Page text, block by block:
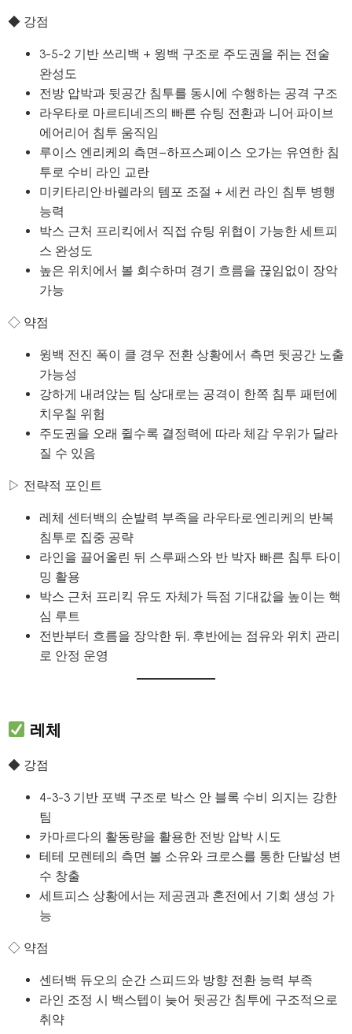
◆ 강점
3-5-2 기반 쓰리백 + 윙백 구조로 주도권을 쥐는 전술
완성도
전방 압박과 뒷공간 침투를 동시에 수행하는 공격 구조
라우타로 마르티네즈의 빠른 슈팅 전환과 니어·파이브
에어리어 침투 움직임
루이스 엔리케의 측면–하프스페이스 오가는 유연한 침
투로 수비 라인 교란
미키타리안·바렐라의 템포 조절 + 세컨 라인 침투 병행
능력
박스 근처 프리킥에서 직접 슈팅 위협이 가능한 세트피
스 완성도
높은 위치에서 볼 회수하며 경기 흐름을 끊임없이 장악
가능
◇ 약점
윙백 전진 폭이 클 경우 전환 상황에서 측면 뒷공간 노출
가능성
강하게 내려앉는 팀 상대로는 공격이 한쪽 침투 패턴에
치우칠 위험
주도권을 오래 쥘수록 결정력에 따라 체감 우위가 달라
질 수 있음
▷ 전략적 포인트
레체 센터백의 순발력 부족을 라우타로·엔리케의 반복
침투로 집중 공략
라인을 끌어올린 뒤 스루패스와 반 박자 빠른 침투 타이
밍 활용
박스 근처 프리킥 유도 자체가 득점 기대값을 높이는 핵
심 루트
전반부터 흐름을 장악한 뒤, 후반에는 점유와 위치 관리
로 안정 운영
레체
◆ 강점
4-3-3 기반 포백 구조로 박스 안 블록 수비 의지는 강한
팀
카마르다의 활동량을 활용한 전방 압박 시도
테테 모렌테의 측면 볼 소유와 크로스를 통한 단발성 변
수 창출
세트피스 상황에서는 제공권과 혼전에서 기회 생성 가
능
◇ 약점
센터백 듀오의 순간 스피드와 방향 전환 능력 부족
라인 조정 시 백스텝이 늦어 뒷공간 침투에 구조적으로
취약